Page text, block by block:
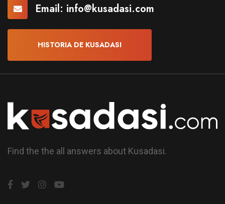
Email: info@kusadasi.com
HISTORIA DE KUSADASI
Find the the all answers about Kusadasi.